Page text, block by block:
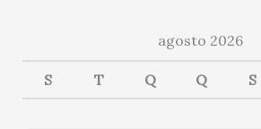
agosto 2026
S T Q Q S